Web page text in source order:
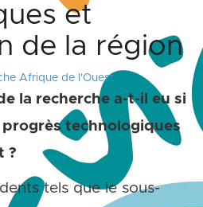
et
de la région
Afrique de l'Ouest
la recherche a-t-il eu si
technologiques
?
tels que le sous-